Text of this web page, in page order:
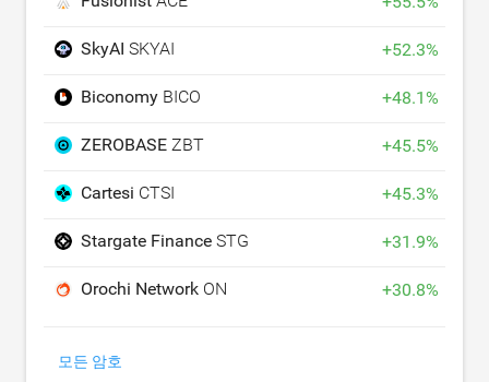
SkyAI SKYAI +52.3%
Biconomy BICO +48.1%
ZEROBASE ZBT +45.5%
Cartesi CTSI +45.3%
Stargate Finance STG +31.9%
Orochi Network ON +30.8%
모든 암호